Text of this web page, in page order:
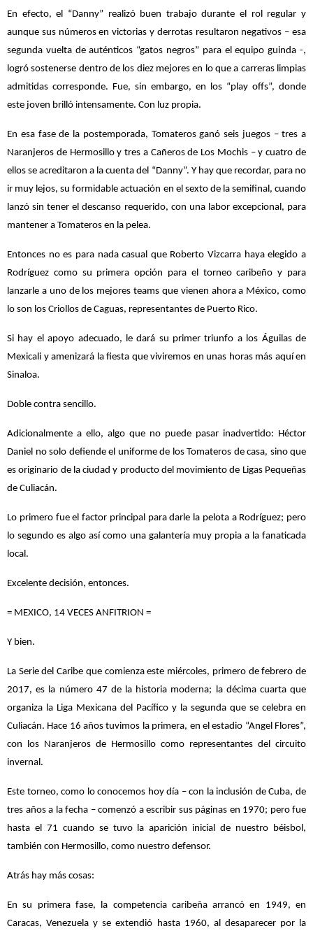
En efecto, el “Danny” realizó buen trabajo durante el rol regular y
aunque sus números en victorias y derrotas resultaron negativos – esa
segunda vuelta de auténticos “gatos negros” para el equipo guinda -,
logró sostenerse dentro de los diez mejores en lo que a carreras limpias
admitidas corresponde. Fue, sin embargo, en los “play offs”, donde
este joven brilló intensamente. Con luz propia.
En esa fase de la postemporada, Tomateros ganó seis juegos – tres a
Naranjeros de Hermosillo y tres a Cañeros de Los Mochis – y cuatro de
ellos se acreditaron a la cuenta del “Danny”. Y hay que recordar, para no
ir muy lejos, su formidable actuación en el sexto de la semifinal, cuando
lanzó sin tener el descanso requerido, con una labor excepcional, para
mantener a Tomateros en la pelea.
Entonces no es para nada casual que Roberto Vizcarra haya elegido a
Rodríguez como su primera opción para el torneo caribeño y para
lanzarle a uno de los mejores teams que vienen ahora a México, como
lo son los Criollos de Caguas, representantes de Puerto Rico.
Si hay el apoyo adecuado, le dará su primer triunfo a los Águilas de
Mexicali y amenizará la fiesta que viviremos en unas horas más aquí en
Sinaloa.
Doble contra sencillo.
Adicionalmente a ello, algo que no puede pasar inadvertido: Héctor
Daniel no solo defiende el uniforme de los Tomateros de casa, sino que
es originario de la ciudad y producto del movimiento de Ligas Pequeñas
de Culiacán.
Lo primero fue el factor principal para darle la pelota a Rodríguez; pero
lo segundo es algo así como una galantería muy propia a la fanaticada
local.
Excelente decisión, entonces.
= MEXICO, 14 VECES ANFITRION =
Y bien.
La Serie del Caribe que comienza este miércoles, primero de febrero de
2017, es la número 47 de la historia moderna; la décima cuarta que
organiza la Liga Mexicana del Pacífico y la segunda que se celebra en
Culiacán. Hace 16 años tuvimos la primera, en el estadio “Angel Flores”,
con los Naranjeros de Hermosillo como representantes del circuito
invernal.
Este torneo, como lo conocemos hoy día – con la inclusión de Cuba, de
tres años a la fecha – comenzó a escribir sus páginas en 1970; pero fue
hasta el 71 cuando se tuvo la aparición inicial de nuestro béisbol,
también con Hermosillo, como nuestro defensor.
Atrás hay más cosas:
En su primera fase, la competencia caribeña arrancó en 1949, en
Caracas, Venezuela y se extendió hasta 1960, al desaparecer por la